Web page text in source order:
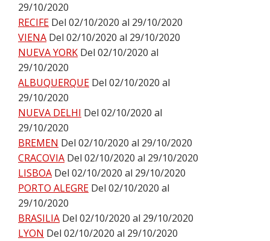
29/10/2020
RECIFE Del 02/10/2020 al 29/10/2020
VIENA Del 02/10/2020 al 29/10/2020
NUEVA YORK Del 02/10/2020 al
29/10/2020
ALBUQUERQUE Del 02/10/2020 al
29/10/2020
NUEVA DELHI Del 02/10/2020 al
29/10/2020
BREMEN Del 02/10/2020 al 29/10/2020
CRACOVIA Del 02/10/2020 al 29/10/2020
LISBOA Del 02/10/2020 al 29/10/2020
PORTO ALEGRE Del 02/10/2020 al
29/10/2020
BRASILIA Del 02/10/2020 al 29/10/2020
LYON Del 02/10/2020 al 29/10/2020